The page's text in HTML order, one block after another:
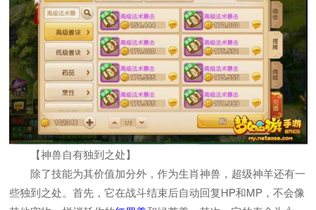
【神兽自有独到之处】
除了技能为其价值加分外，作为生肖神兽，超级神羊还有一
些独到之处。首先，它在战斗结束后自动回复HP和MP，不会像